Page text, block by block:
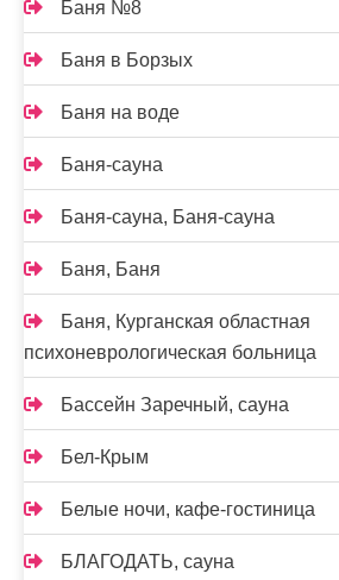
Баня №8
Баня в Борзых
Баня на воде
Баня-сауна
Баня-сауна, Баня-сауна
Баня, Баня
Баня, Курганская областная
психоневрологическая больница
Бассейн Заречный, сауна
Бел-Крым
Белые ночи, кафе-гостиница
БЛАГОДАТЬ, сауна